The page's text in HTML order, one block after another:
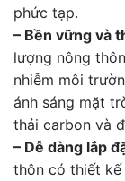
phức tạp.
– Bền vững và
lượng nông
nhiễm môi
ánh sáng mặt
thải carbon và
– Dễ dàng lắp
thôn có thiết kế